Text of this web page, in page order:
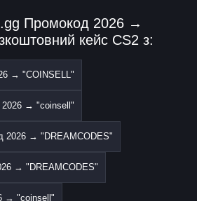
Промокод 2026 →
кейс CS2 з:
→ "COINSELL"
2026 → "coinsell"
2026 → "DREAMCODES"
→ "DREAMCODES"
→ "coinsell"